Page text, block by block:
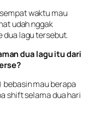
waktu mau
udah nggak
dua lagu tersebut.
dua lagu itu dari
bebasin mau berapa
shift selama dua hari